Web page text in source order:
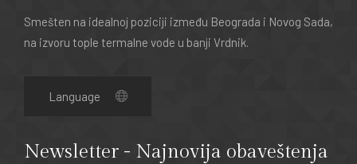
Smešten na idealnoj poziciji između Beograda i Novog Sada,
na izvoru tople termalne vode u banji Vrdnik.
Newsletter - Najnovija obaveštenja